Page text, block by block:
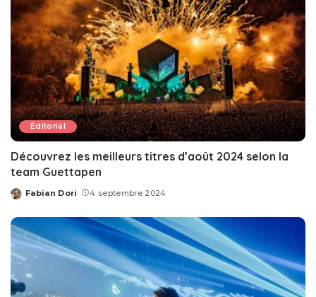
Éditorial
Découvrez les meilleurs titres d’août 2024 selon la
team Guettapen
Posted
Fabian Dori 4 septembre 2024